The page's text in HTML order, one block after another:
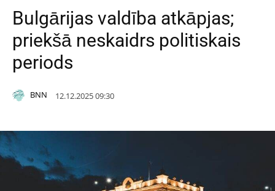
Bulgārijas valdība atkāpjas;
priekšā neskaidrs politiskais
periods
BNN 12.12.2025 09:30